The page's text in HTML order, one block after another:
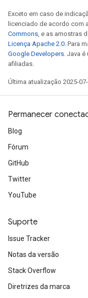
Exceto em caso de
licenciado de acordo com a
Commons, e as amostras
Licença Apache 2.0. Para
Google Developers. Java
afiliadas.
Última atualização 2025-
Permanecer
Blog
Fórum
GitHub
Twitter
YouTube
Suporte
Issue Tracker
Notas da versão
Stack Overflow
Diretrizes da marca